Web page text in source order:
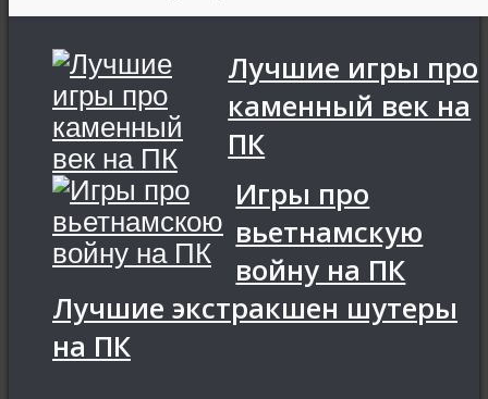
Лучшие игры про
каменный век на
ПК
Игры про
вьетнамскую
войну на ПК
Лучшие экстракшен шутеры
на ПК